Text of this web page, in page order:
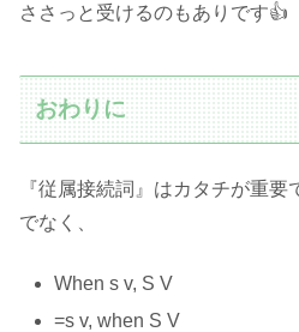
ささっと受けるのもありです👍
おわりに
『従属接続詞』はカタチが重
でなく、
When s v, S V
=s v, when S V